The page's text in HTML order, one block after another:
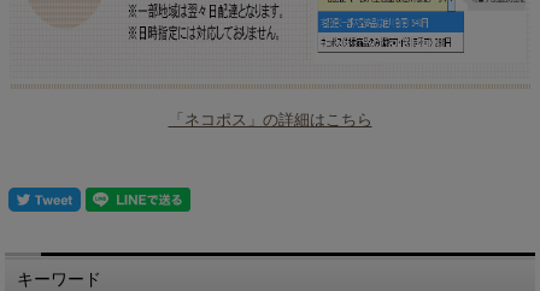
「ネコポス」の詳細はこちら
キーワード